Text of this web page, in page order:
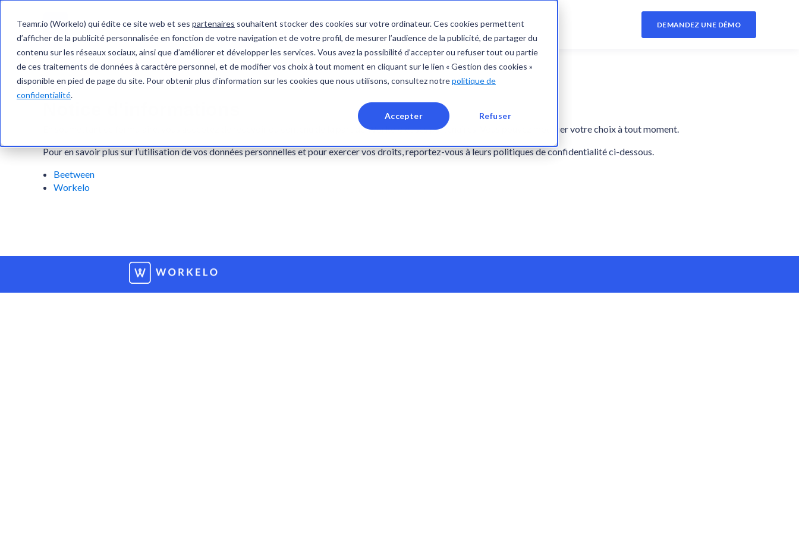
Teamr.io (Workelo) qui édite ce site web et ses partenaires souhaitent stocker des cookies sur votre ordinateur. Ces cookies permettent
d’afficher de la publicité personnalisée en fonction de votre navigation et de votre profil, de mesurer l’audience de la publicité, de partager du
contenu sur les réseaux sociaux, ainsi que d’améliorer et développer les services. Vous avez la possibilité d’accepter ou refuser tout ou partie
de ces traitements de données à caractère personnel, et de modifier vos choix à tout moment en cliquant sur le lien « Gestion des cookies »
disponible en pied de page du site. Pour obtenir plus d’information sur les cookies que nous utilisons, consultez notrepolitique de
confidentialité.
Accepter Refuser
PRODUITS CLIENTS RESSOURCES BLOG DEMANDEZ UNE DÉMO
vous acceptez de recevoir du contenu de la part de Workelo et ses partenaires. Vous pouvez modifier votre choix à tout moment.
Pour en savoir plus sur l’utilisation de vos données personnelles et pour exercer vos droits, reportez-vous à leurs politiques de confidentialité ci-dessous.
Beetween
Workelo